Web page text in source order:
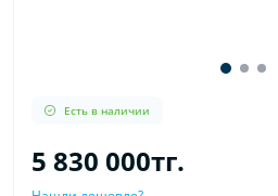
Есть в наличии
5 830 000тг.